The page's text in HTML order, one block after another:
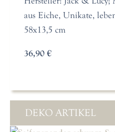
aus Eiche, Unikate,
58x13,5 cm
36,90 €
DEKO ARTIKEL